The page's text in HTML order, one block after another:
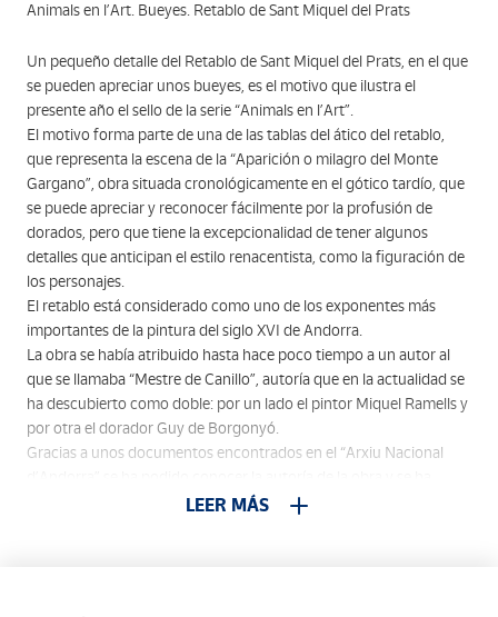
Animals en l’Art. Bueyes. Retablo de Sant Miquel del Prats
Un pequeño detalle del Retablo de Sant Miquel del Prats, en el que
se pueden apreciar unos bueyes, es el motivo que ilustra el
presente año el sello de la serie “Animals en l’Art”.
El motivo forma parte de una de las tablas del ático del retablo,
que representa la escena de la “Aparición o milagro del Monte
Gargano”, obra situada cronológicamente en el gótico tardío, que
se puede apreciar y reconocer fácilmente por la profusión de
dorados, pero que tiene la excepcionalidad de tener algunos
detalles que anticipan el estilo renacentista, como la figuración de
los personajes.
El retablo está considerado como uno de los exponentes más
importantes de la pintura del siglo XVI de Andorra.
La obra se había atribuido hasta hace poco tiempo a un autor al
que se llamaba “Mestre de Canillo”, autoría que en la actualidad se
ha descubierto como doble: por un lado el pintor Miquel Ramells y
por otra el dorador Guy de Borgonyó.
Gracias a unos documentos encontrados en el “Arxiu Nacional
podido fechar con precisión el momento en que ésta se realizó, en
LEER MÁS